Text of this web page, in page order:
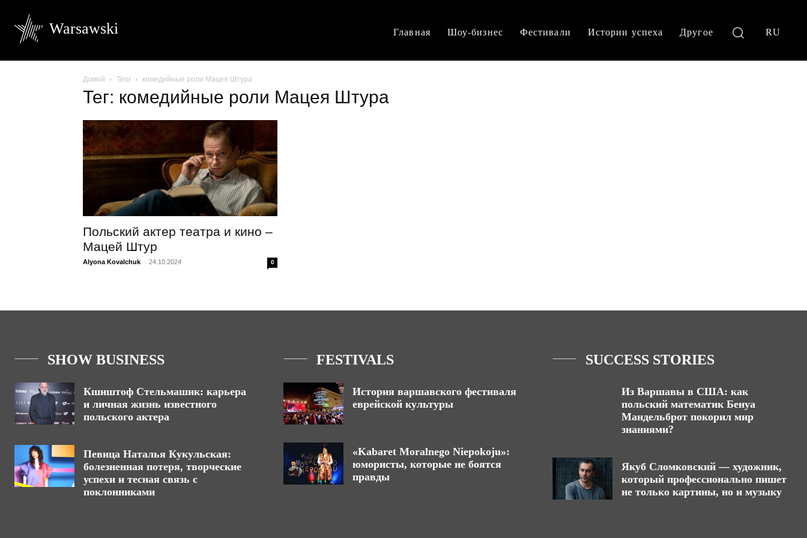
Warsawski Главная Шоу-бизнес Фестивали Истории успеха Другое RU
Домой Теги комедийные роли Мацея Штура
Тег: комедийные роли Мацея Штура
Польский актер театра и кино –
Мацей Штур
Alyona Kovalchuk - 24.10.2024 0
SHOW BUSINESS
Кшиштоф Стельмашик: карьера
и личная жизнь известного
польского актера
Певица Наталья Кукульская:
болезненная потеря, творческие
успехи и тесная связь с
поклонниками
FESTIVALS
История варшавского фестиваля
еврейской культуры
«Kabaret Moralnego Niepokoju»:
юмористы, которые не боятся
правды
SUCCESS STORIES
Из Варшавы в США: как
польский математик Бенуа
Мандельброт покорил мир
знаниями?
Якуб Сломковский — художник,
который профессионально пишет
не только картины, но и музыку